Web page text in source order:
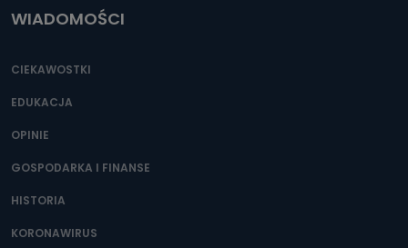
WIADOMOŚCI
CIEKAWOSTKI
EDUKACJA
OPINIE
GOSPODARKA I FINANSE
HISTORIA
KORONAWIRUS